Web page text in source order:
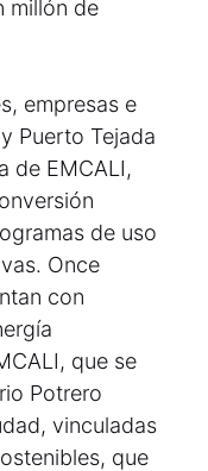
millón de
empresas e
Puerto Tejada
de EMCALI,
de uso
Once
con
que se
Potrero
vinculadas
que